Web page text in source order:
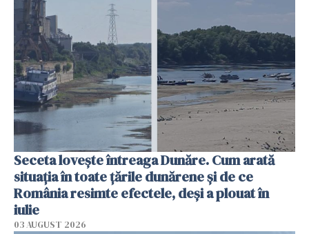
Seceta lovește întreaga Dunăre. Cum arată
situația în toate țările dunărene și de ce
România resimte efectele, deși a plouat în
iulie
03 AUGUST 2026